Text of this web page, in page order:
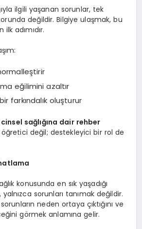
ilgili yaşanan sorunlar, tek
değildir. Bilgiye ulaşmak, bu
adımıdır.
eğilimini azaltır
farkındalık oluşturur
cinsel sağlığına dair rehber
öğretici değil; destekleyici bir rol de
konusunda en sık yaşadığı
sorunları tanımak değildir.
neden ortaya çıktığını ve
görmek anlamına gelir.